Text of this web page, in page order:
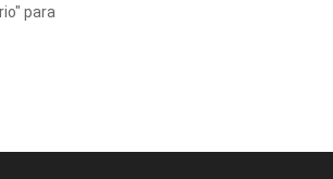
para